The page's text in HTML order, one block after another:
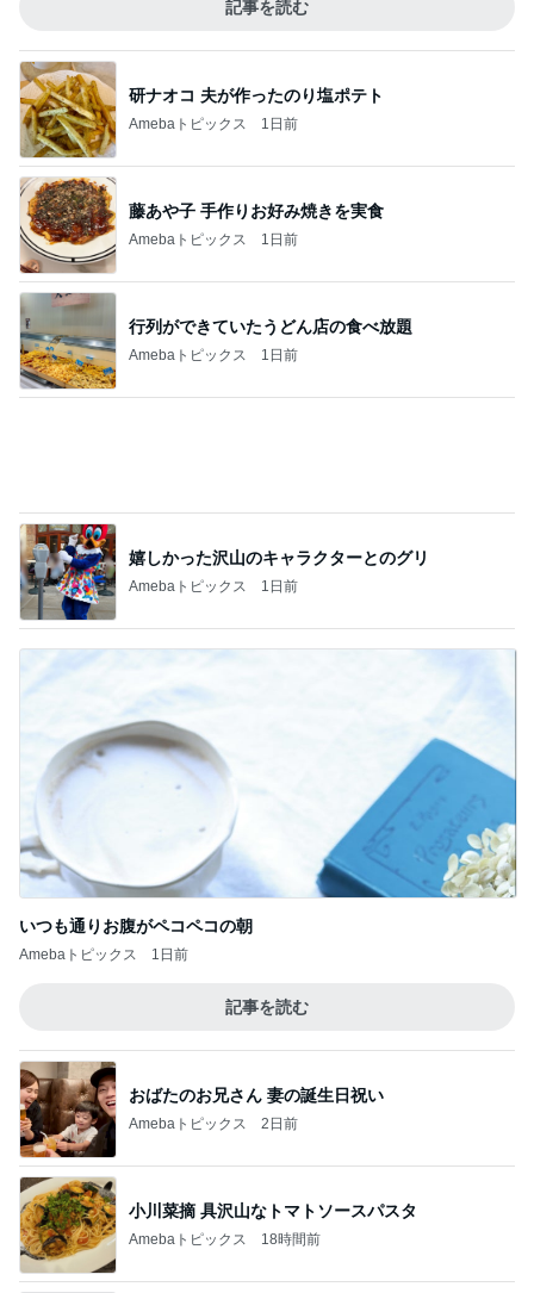
Amebaトピックス 1日前
藤あや子 手作りお好み焼きを実食
Amebaトピックス 1日前
行列ができていたうどん店の食べ放題
Amebaトピックス 1日前
嬉しかった沢山のキャラクターとのグリ
Amebaトピックス 1日前
いつも通りお腹がペコペコの朝
Amebaトピックス 1日前
おばたのお兄さん 妻の誕生日祝い
Amebaトピックス 2日前
Amebaトピックス 18時間前
日中暑すぎる日に助かった必需品
Amebaトピックス 1日前
明日ラストの40%OFFの日焼け止め
Amebaトピックス 1日前